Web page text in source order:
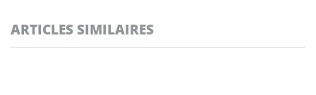
ARTICLES SIMILAIRES